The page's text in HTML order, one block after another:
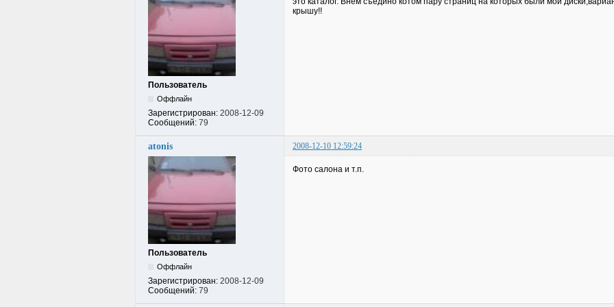
Пользователь
Оффлайн
Зарегистрирован: 2008-12-09
Сообщений: 79
крышу!!
atonis 2008-12-10 12:59:24
Пользователь
Оффлайн
Зарегистрирован: 2008-12-09
Сообщений: 79
Фото салона и т.п.